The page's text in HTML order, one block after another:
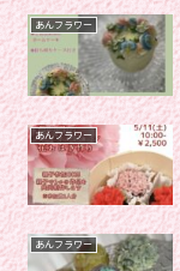
あんフラワー
あんフラワー
あんフラワー